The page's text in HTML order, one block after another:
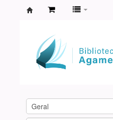
Agamenon
Magalhães